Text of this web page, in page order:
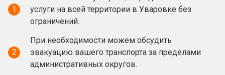
1
услуги на всей территории в Уваровке без
ограничений.
2
При необходимости можем обсудить
эвакуацию вашего транспорта за пределами
административных округов.